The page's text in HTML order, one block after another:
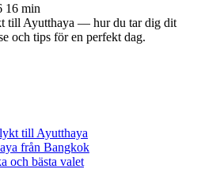
16 min
till Ayutthaya — hur du tar dig dit
och tips för en perfekt dag.
till Ayutthaya
från Bangkok
och bästa valet